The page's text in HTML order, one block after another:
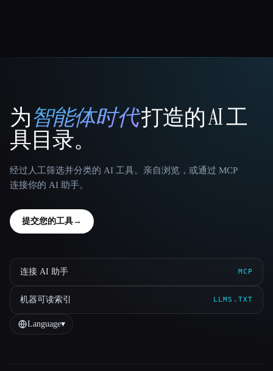
That AI Collection
为智能体时代打造的 AI 工
具目录。
经过人工筛选并分类的 AI 工具。亲自浏览，或通过 MCP
连接你的 AI 助手。
提交您的工具→
连接 AI 助手 MCP
机器可读索引 LLMS.TXT
Language▾